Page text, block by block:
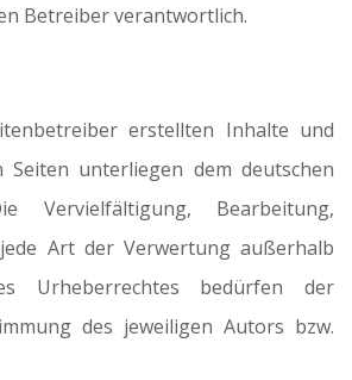
Betreiber verantwortlich.
erstellten Inhalte und
Seiten unterliegen dem deutschen
Vervielfältigung, Bearbeitung,
Art der Verwertung außerhalb
Urheberrechtes bedürfen der
des jeweiligen Autors bzw.